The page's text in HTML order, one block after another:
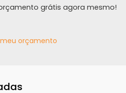
grátis agora mesmo!
orçamento